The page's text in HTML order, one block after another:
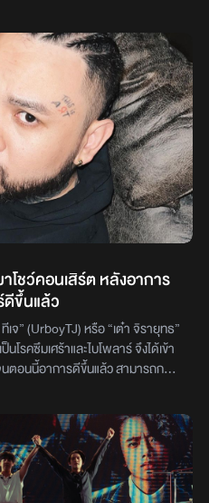
งทะเล และความมันบนเวทีจาก 6
TATTOO COLOUR, URBOYTJ,
THREE MAN DOWN,
า 10 ชั่วโมงแบบไม่มีเบื่อ ใครพลาด
กมาให้ได้ชมกันด้วยเปิดด้วย
ดีเจชื่อดัง เปิดเพลงอัปบีท ปลุก
น สมกับการเป็นปาร์ตี้ริมทะเลที่เผ็ช
ลทั้งผู้ชายและผู้หญิงเดินทางมาพร้อม
หยุดมองไม่ได้ หรือสีสันสดใสชวน
นานกับการแต่งตัว เพื่อถ่ายรูปกับจุด
ว่าวแฟนซีหลากหลายรูปทรงที่ถูก
ใสได้ถ่ายรูปอวดเพื่อนลงโซเชียล
มาย SUP Board, Surf, Fly
boat ให้ได้เล่นสนุกชุ่มฉ่ำแบบไม่เสีย
วลาความสนุกบนเวที ที่จัดเต็มโป
รยากาศริมทะเล กับศิลปินที่ตั้งตารอ
ตามด้วย NONT TANONT ที่
าด ต่อด้วย URBOYTJ ขนเพลง
ลงมาแบบจัดเต็ม และเดือดกว่าเดิม
รีให้ได้สนุกอย่างต่อเนื่อง ก่อนส่งต่อ
ซ่บที่ไม่เคยทำให้ผิดหวัง และมาถึง
องของ JOEY PHUWASIT ก่อนจะ
โชว์คอนเสิร์ต หลังอาการ
ดีขึ้นแล้ว
จ” (UrboyTJ) หรือ “เต๋า จิรายุทธ”
โรคซึมเศร้าและไบโพลาร์ จึงได้เข้า
ตอนนี้อาการดีขึ้นแล้ว สามารถกลับ
ร์บอย ทีเจ” ได้โพสต์ภาพตารางขึ้น
กลับมาแล้วครับ เดือนหน้าเจอกันทั้ง
เจอกันครับ…”งานนี้ทำเอาเหล่า
าร่วมคอมเมนต์ตื่นเต้นและดีใจกัน